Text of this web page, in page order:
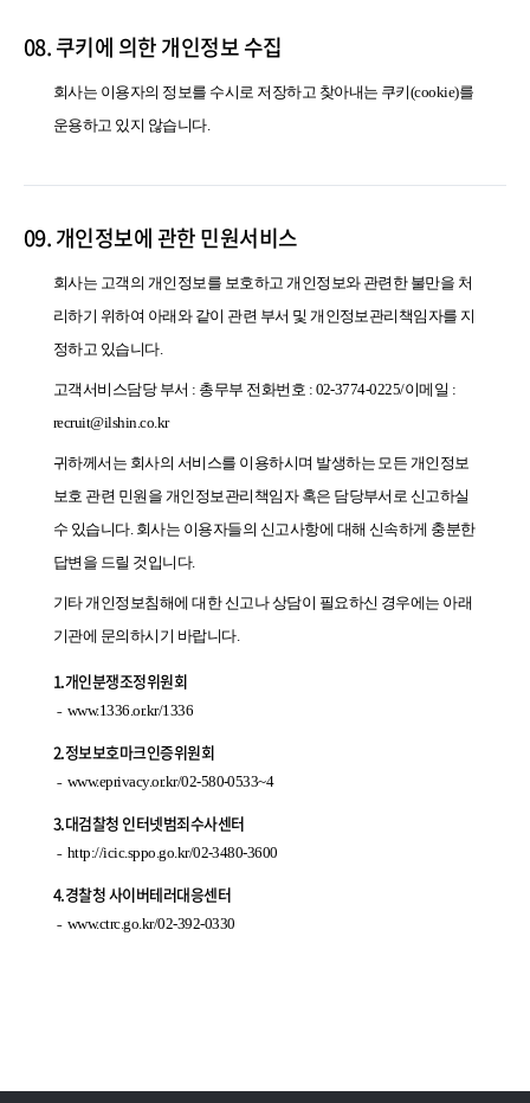
08. 쿠키에 의한 개인정보 수집
회사는 이용자의 정보를 수시로 저장하고 찾아내는 쿠키(cookie)를
운용하고 있지 않습니다.
09. 개인정보에 관한 민원서비스
회사는 고객의 개인정보를 보호하고 개인정보와 관련한 불만을 처
리하기 위하여 아래와 같이 관련 부서 및 개인정보관리책임자를 지
정하고 있습니다.
고객서비스담당 부서 : 총무부 전화번호 : 02-3774-0225/이메일 :
recruit@ilshin.co.kr
귀하께서는 회사의 서비스를 이용하시며 발생하는 모든 개인정보
보호 관련 민원을 개인정보관리책임자 혹은 담당부서로 신고하실
수 있습니다. 회사는 이용자들의 신고사항에 대해 신속하게 충분한
답변을 드릴 것입니다.
기타 개인정보침해에 대한 신고나 상담이 필요하신 경우에는 아래
기관에 문의하시기 바랍니다.
1.개인분쟁조정위원회
www.1336.or.kr/1336
2.정보보호마크인증위원회
www.eprivacy.or.kr/02-580-0533~4
3.대검찰청 인터넷범죄수사센터
http://icic.sppo.go.kr/02-3480-3600
4.경찰청 사이버테러대응센터
www.ctrc.go.kr/02-392-0330